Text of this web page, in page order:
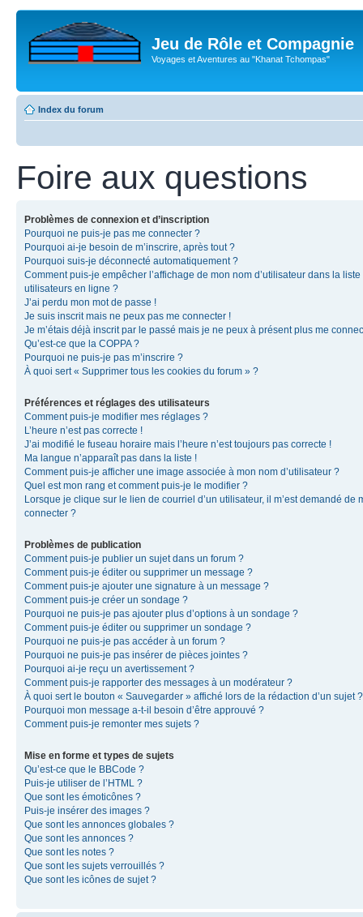
Jeu de Rôle et Compagnie
Voyages et Aventures au "Khanat Tchompas"
Index du forum
Foire aux questions
Problèmes de connexion et d’inscription
Pourquoi ne puis-je pas me connecter ?
Pourquoi ai-je besoin de m’inscrire, après tout ?
Pourquoi suis-je déconnecté automatiquement ?
Comment puis-je empêcher l’affichage de mon nom d’utilisateur dans la liste
utilisateurs en ligne ?
J’ai perdu mon mot de passe !
Je suis inscrit mais ne peux pas me connecter !
Je m’étais déjà inscrit par le passé mais je ne peux à présent plus me
Qu’est-ce que la COPPA ?
Pourquoi ne puis-je pas m’inscrire ?
À quoi sert « Supprimer tous les cookies du forum » ?
Préférences et réglages des utilisateurs
Comment puis-je modifier mes réglages ?
L’heure n’est pas correcte !
J’ai modifié le fuseau horaire mais l’heure n’est toujours pas correcte !
Ma langue n’apparaît pas dans la liste !
Comment puis-je afficher une image associée à mon nom d’utilisateur ?
Quel est mon rang et comment puis-je le modifier ?
Lorsque je clique sur le lien de courriel d’un utilisateur, il m’est demandé de
connecter ?
Problèmes de publication
Comment puis-je publier un sujet dans un forum ?
Comment puis-je éditer ou supprimer un message ?
Comment puis-je ajouter une signature à un message ?
Comment puis-je créer un sondage ?
Pourquoi ne puis-je pas ajouter plus d’options à un sondage ?
Comment puis-je éditer ou supprimer un sondage ?
Pourquoi ne puis-je pas accéder à un forum ?
Pourquoi ne puis-je pas insérer de pièces jointes ?
Pourquoi ai-je reçu un avertissement ?
Comment puis-je rapporter des messages à un modérateur ?
À quoi sert le bouton « Sauvegarder » affiché lors de la rédaction d’un sujet ?
Pourquoi mon message a-t-il besoin d’être approuvé ?
Comment puis-je remonter mes sujets ?
Mise en forme et types de sujets
Qu’est-ce que le BBCode ?
Puis-je utiliser de l’HTML ?
Que sont les émoticônes ?
Puis-je insérer des images ?
Que sont les annonces globales ?
Que sont les annonces ?
Que sont les notes ?
Que sont les sujets verrouillés ?
Que sont les icônes de sujet ?